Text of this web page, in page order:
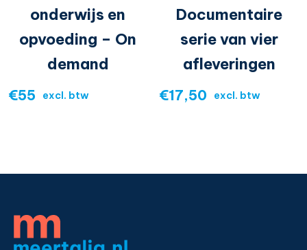
onderwijs en
opvoeding – On
demand
€55 excl. btw
Documentaire
serie van vier
afleveringen
€17,50 excl. btw